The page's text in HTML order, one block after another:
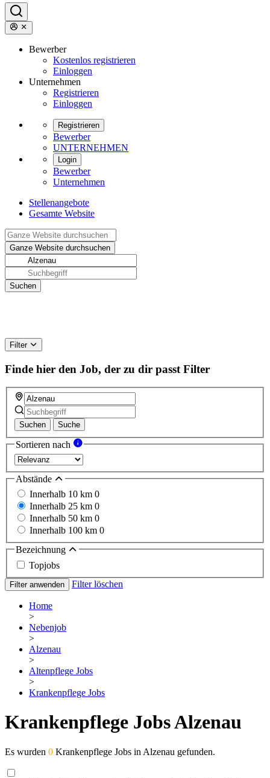
Bewerber
Kostenlos registrieren
Einloggen
Unternehmen
Registrieren
Einloggen
Registrieren
Bewerber
UNTERNEHMEN
Login
Bewerber
Unternehmen
Stellenangebote
Gesamte Website
Filter
Finde hier den Job, der zu dir passt Filter
Suchen Suche
Sortieren nach
Abstände
Innerhalb 10 km 0
Innerhalb 25 km 0
Innerhalb 50 km 0
Innerhalb 100 km 0
Bezeichnung
Topjobs
Filter anwenden Filter löschen
Home
>
Nebenjob
>
Alzenau
>
Altenpflege Jobs
>
Krankenpflege Jobs
Krankenpflege Jobs Alzenau
Es wurden 0 Krankenpflege Jobs in Alzenau gefunden.